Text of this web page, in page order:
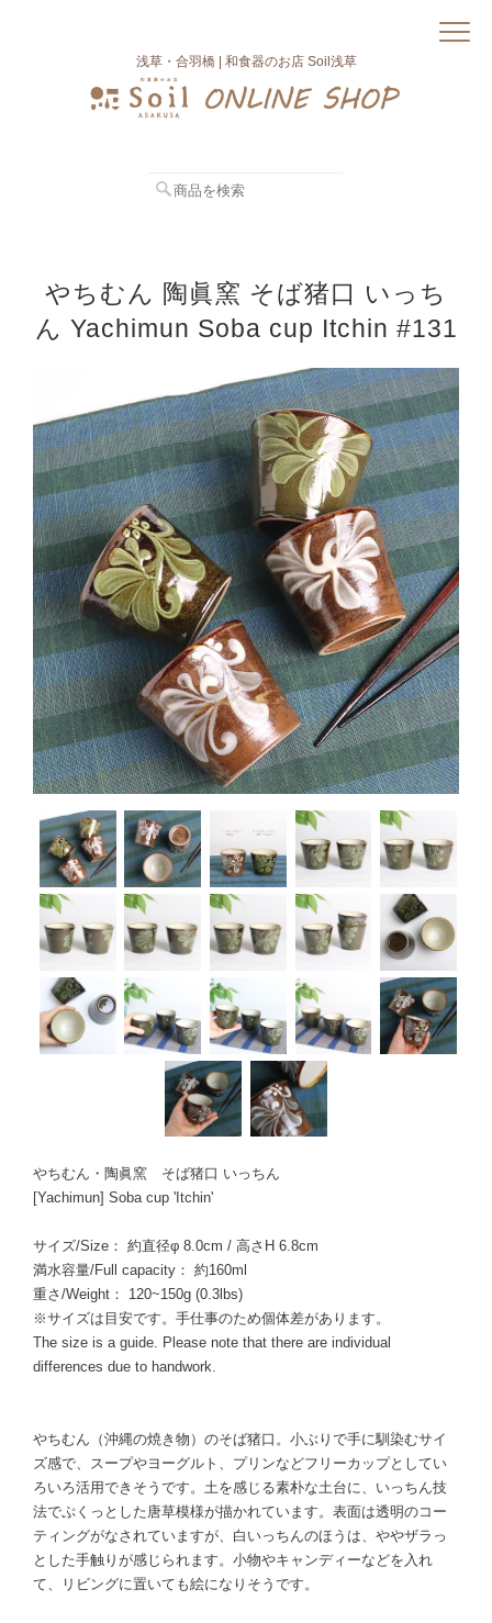
浅草・合羽橋 | 和食器のお店 Soil浅草
やちむん 陶眞窯 そば猪口 いっち
ん Yachimun Soba cup Itchin #131
やちむん・陶眞窯 そば猪口 いっちん
[Yachimun] Soba cup 'Itchin'
サイズ/Size： 約直径φ 8.0cm / 高さH 6.8cm
満水容量/Full capacity： 約160ml
重さ/Weight： 120~150g (0.3lbs)
※サイズは目安です。手仕事のため個体差があります。
The size is a guide. Please note that there are individual
differences due to handwork.
やちむん（沖縄の焼き物）のそば猪口。小ぶりで手に馴染むサイ
ズ感で、スープやヨーグルト、プリンなどフリーカップとしてい
ろいろ活用できそうです。土を感じる素朴な土台に、いっちん技
法でぷくっとした唐草模様が描かれています。表面は透明のコー
ティングがなされていますが、白いっちんのほうは、ややザラっ
とした手触りが感じられます。小物やキャンディーなどを入れ
て、リビングに置いても絵になりそうです。